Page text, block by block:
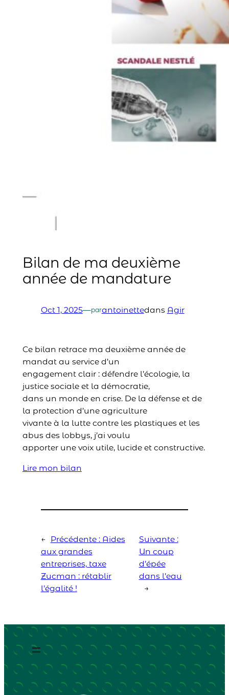
Bilan de ma deuxième
année de mandature
Oct 1, 2025—parantoinettedans Agir
Ce bilan retrace ma deuxième année de
mandat au service d’un
engagement clair : défendre l’écologie, la
justice sociale et la démocratie,
dans un monde en crise. De la défense et de
la protection d’une agriculture
vivante à la lutte contre les plastiques et les
abus des lobbys, j’ai voulu
apporter une voix utile, lucide et constructive.
Lire mon bilan
← Précédente : Aides
aux grandes
entreprises, taxe
Zucman : rétablir
l’égalité !
Suivante :
Un coup
d’épée
dans l’eau
→